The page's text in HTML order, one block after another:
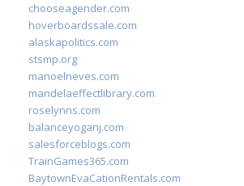
chooseagender.com
hoverboardssale.com
alaskapolitics.com
stsmp.org
manoelneves.com
mandelaeffectlibrary.com
roselynns.com
balanceyoganj.com
salesforceblogs.com
TrainGames365.com
BaytownEvaCationRentals.com